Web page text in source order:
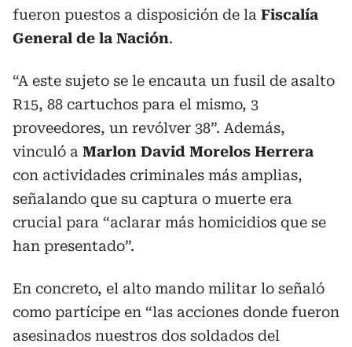
fueron puestos a disposición de la Fiscalía
General de la Nación.
“A este sujeto se le encauta un fusil de asalto
R15, 88 cartuchos para el mismo, 3
proveedores, un revólver 38”. Además,
vinculó a Marlon David Morelos Herrera
con actividades criminales más amplias,
señalando que su captura o muerte era
crucial para “aclarar más homicidios que se
han presentado”.
En concreto, el alto mando militar lo señaló
como partícipe en “las acciones donde fueron
asesinados nuestros dos soldados del